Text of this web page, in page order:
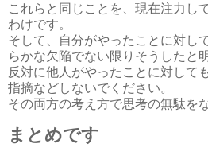
これらと同じことを、現在注力し
わけです。
そして、自分がやったことに対し
らかな欠陥でない限りそうしたと
反対に他人がやったことに対して
指摘などしないでください。
その両方の考え方で思考の無駄を
まとめです